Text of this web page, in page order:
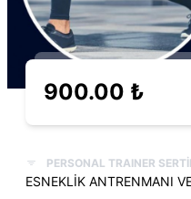
900.00 ₺
PERSONAL TRAINER
ESNEKLİK ANTRENMANI